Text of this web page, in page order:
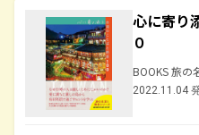
心に寄り
０
BOOKS 旅の
2022.11.04